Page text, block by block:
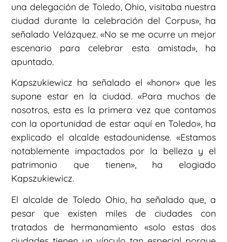
una delegación de Toledo, Ohio, visitaba nuestra
ciudad durante la celebración del Corpus», ha
señalado Velázquez. «No se me ocurre un mejor
escenario para celebrar esta amistad», ha
apuntado.
Kapszukiewicz ha señalado el «honor» que les
supone estar en la ciudad. «Para muchos de
nosotros, esta es la primera vez que contamos
con la oportunidad de estar aquí en Toledo», ha
explicado el alcalde estadounidense. «Estamos
notablemente impactados por la belleza y el
patrimonio que tienen», ha elogiado
Kapszukiewicz.
El alcalde de Toledo Ohio, ha señalado que, a
pesar que existen miles de ciudades con
tratados de hermanamiento «solo estas dos